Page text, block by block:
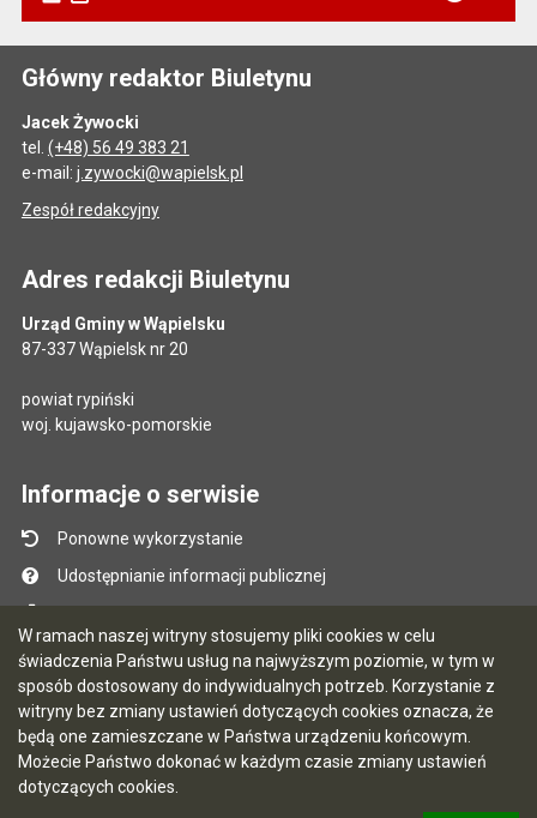
W ramach naszej witryny stosujemy pliki cookies w celu
świadczenia Państwu usług na najwyższym poziomie, w tym w
sposób dostosowany do indywidualnych potrzeb. Korzystanie z
witryny bez zmiany ustawień dotyczących cookies oznacza, że
będą one zamieszczane w Państwa urządzeniu końcowym.
Możecie Państwo dokonać w każdym czasie zmiany ustawień
dotyczących cookies.
Główny redaktor Biuletynu
Jacek Żywocki
tel. (+48) 56 49 383 21
e-mail: j.zywocki@wapielsk.pl
Zespół redakcyjny
Adres redakcji Biuletynu
Urząd Gminy w Wąpielsku
87-337 Wąpielsk nr 20
powiat rypiński
woj. kujawsko-pomorskie
Informacje o serwisie
Ponowne wykorzystanie
Udostępnianie informacji publicznej
Mapa serwisu
Instrukcja obsługi
Statystyki oglądalności
Ostatnio dodane
Ostatnia aktualizacja BIP: 07.08.2026 13:39